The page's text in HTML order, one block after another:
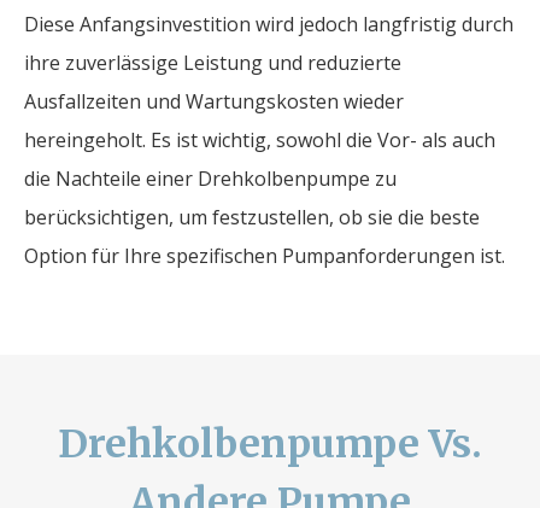
Diese Anfangsinvestition wird jedoch langfristig durch
ihre zuverlässige Leistung und reduzierte
Ausfallzeiten und Wartungskosten wieder
hereingeholt. Es ist wichtig, sowohl die Vor- als auch
die Nachteile einer Drehkolbenpumpe zu
berücksichtigen, um festzustellen, ob sie die beste
Option für Ihre spezifischen Pumpanforderungen ist.
Drehkolbenpumpe Vs.